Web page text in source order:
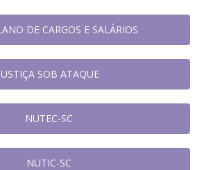
DE CARGOS E SALÁRIOS
JUSTIÇA SOB ATAQUE
NUTEC-SC
NUTIC-SC